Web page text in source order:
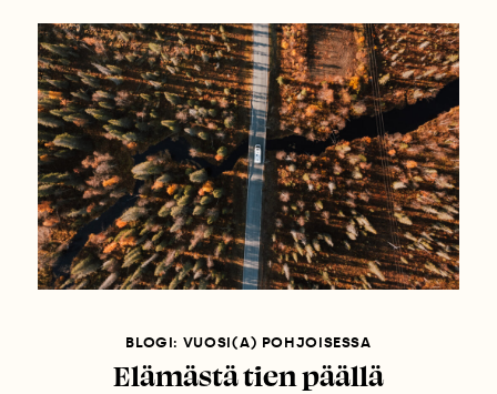
BLOGI: VUOSI(A) POHJOISESSA
Elämästä tien päällä